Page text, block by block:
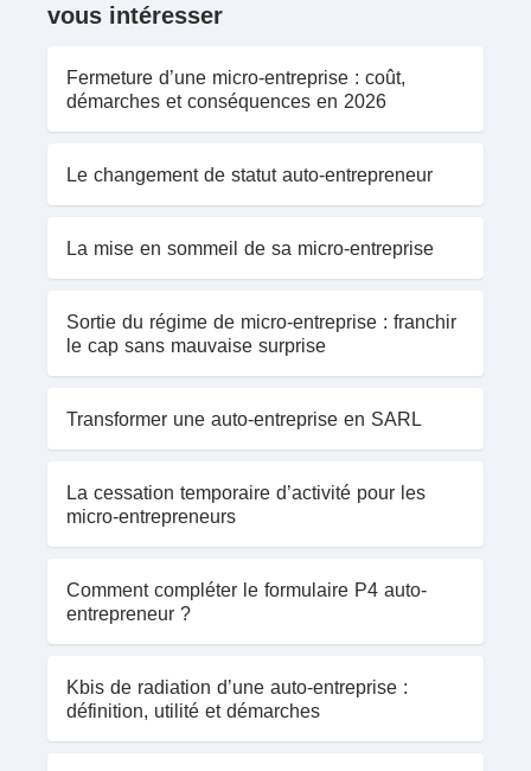
vous intéresser
Fermeture d’une micro-entreprise : coût,
démarches et conséquences en 2026
Le changement de statut auto-entrepreneur
La mise en sommeil de sa micro-entreprise
Sortie du régime de micro-entreprise : franchir
le cap sans mauvaise surprise
Transformer une auto-entreprise en SARL
La cessation temporaire d’activité pour les
micro-entrepreneurs
Comment compléter le formulaire P4 auto-
entrepreneur ?
Kbis de radiation d’une auto-entreprise :
définition, utilité et démarches